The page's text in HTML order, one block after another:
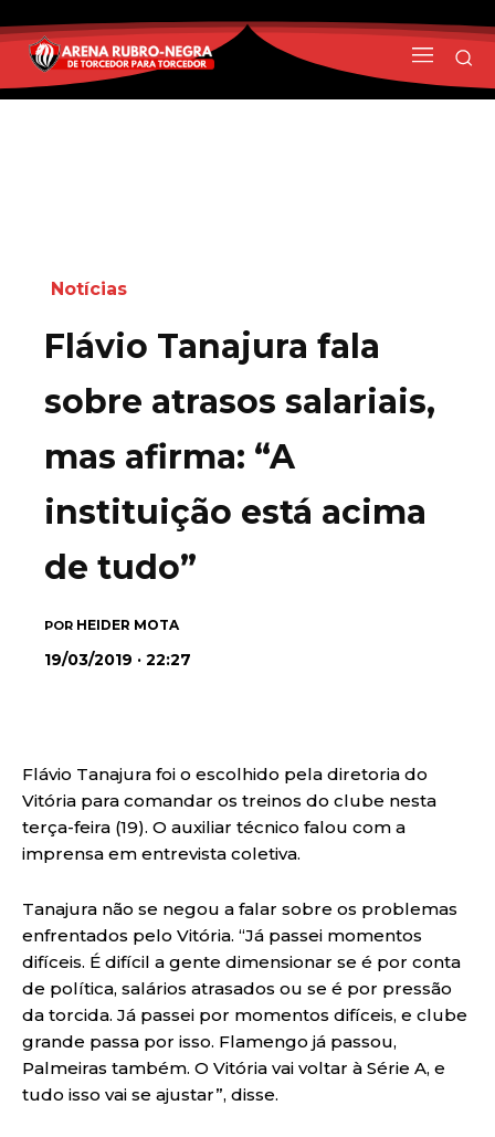
Notícias
Flávio Tanajura fala
sobre atrasos salariais,
mas afirma: “A
instituição está acima
de tudo”
POR HEIDER MOTA
19/03/2019 · 22:27
Flávio Tanajura foi o escolhido pela diretoria do
Vitória para comandar os treinos do clube nesta
terça-feira (19). O auxiliar técnico falou com a
imprensa em entrevista coletiva.
Tanajura não se negou a falar sobre os problemas
enfrentados pelo Vitória. “Já passei momentos
difíceis. É difícil a gente dimensionar se é por conta
de política, salários atrasados ou se é por pressão
da torcida. Já passei por momentos difíceis, e clube
grande passa por isso. Flamengo já passou,
Palmeiras também. O Vitória vai voltar à Série A, e
tudo isso vai se ajustar”, disse.